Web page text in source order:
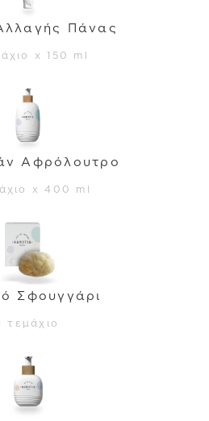
Πάνας
x 150 ml
Αφρόλουτρο
x 400 ml
Σφουγγάρι
τεμάχιο